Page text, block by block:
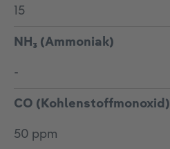
15
NH₃ (Ammoniak)
-
CO (Kohlenstoffmonoxid)
50 ppm